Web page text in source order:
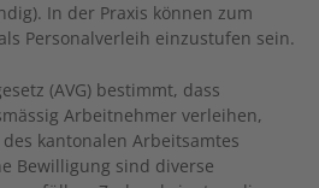
In der Praxis können zum
Personalverleih einzustufen sein.
(AVG) bestimmt, dass
Arbeitnehmer verleihen,
kantonalen Arbeitsamtes
Bewilligung sind diverse